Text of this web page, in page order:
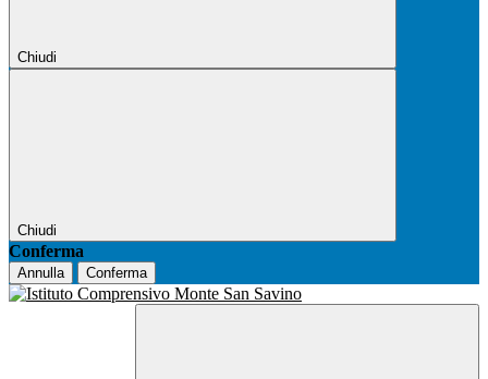
Chiudi
Chiudi
Conferma
Annulla Conferma